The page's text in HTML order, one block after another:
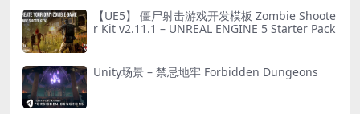
【UE5】 僵尸射击游戏开发模板 Zombie Shoote
r Kit v2.11.1 – UNREAL ENGINE 5 Starter Pack
Unity场景 – 禁忌地牢 Forbidden Dungeons